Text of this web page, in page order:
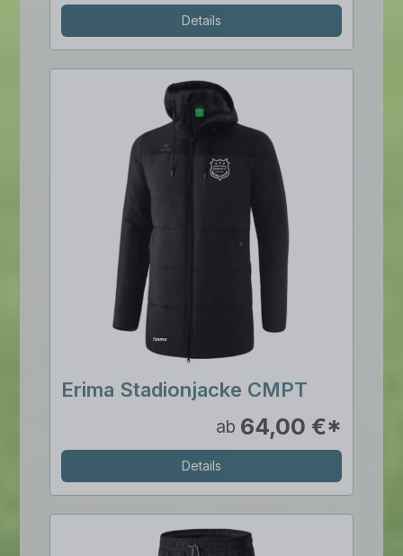
Details
Erima Stadionjacke CMPT
ab 64,00 €*
Details